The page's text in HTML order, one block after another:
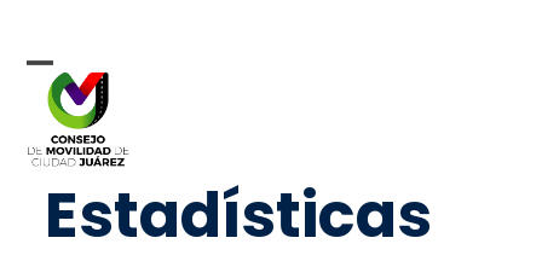
content
Open
mobile
menu
Close
mobile
menu
Estadísticas